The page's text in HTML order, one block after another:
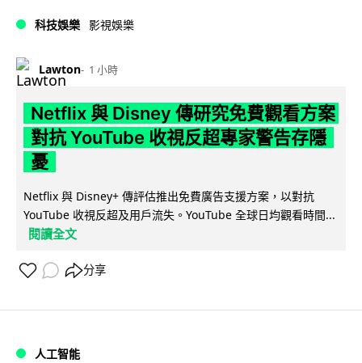
科技娛樂 影視娛樂
Lawton 1 小時
Netflix 與 Disney 傳研究免費觀看方案
對抗 YouTube 收視反超專家警告存隱
憂
Netflix 與 Disney+ 傳評估推出免費廣告支援方案，以對抗
YouTube 收視反超及用戶流失。YouTube 全球日均觀看時間...
閱讀全文
分享
人工智能